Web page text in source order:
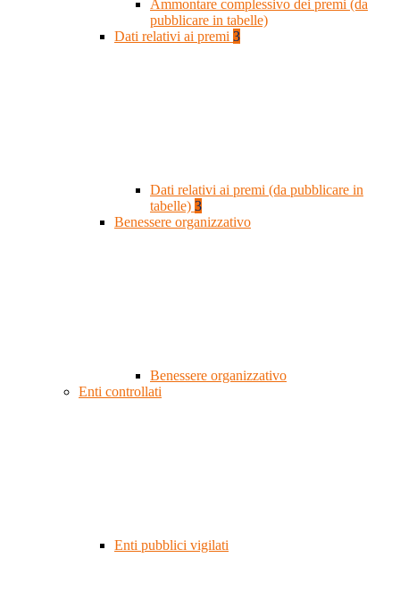
Ammontare complessivo dei premi (da
pubblicare in tabelle)
Dati relativi ai premi 3
Dati relativi ai premi (da pubblicare in
tabelle) 3
Benessere organizzativo
Benessere organizzativo
Enti controllati
Enti pubblici vigilati